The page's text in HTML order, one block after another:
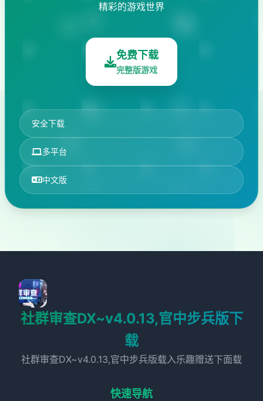
精彩的游戏世界
免费下载
完整版游戏
安全下载
多平台
中文版
社群审查DX~v4.0.13,官中步兵版下
载
社群审查DX~v4.0.13,官中步兵版载入乐趣赠送下面载
快速导航